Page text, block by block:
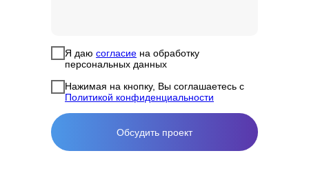
Я даю согласие на обработку
персональных данных
Нажимая на кнопку, Вы соглашаетесь с
Политикой конфиденциальности
Обсудить проект